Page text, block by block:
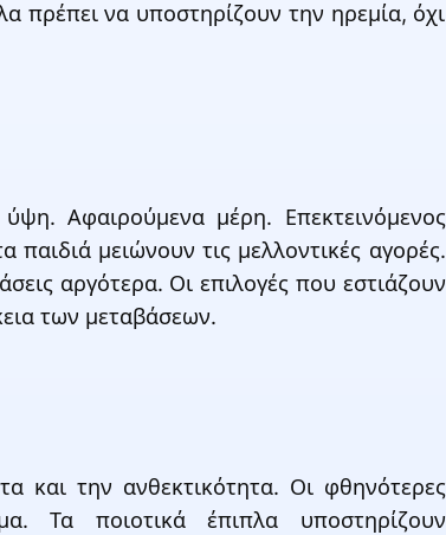
πρέπει να υποστηρίζουν την ηρεμία, όχι
Αφαιρούμενα μέρη. Επεκτεινόμενος
μειώνουν τις μελλοντικές αγορές.
αργότερα. Οι επιλογές που εστιάζουν
των μεταβάσεων.
και την ανθεκτικότητα. Οι φθηνότερες
Τα ποιοτικά έπιπλα υποστηρίζουν